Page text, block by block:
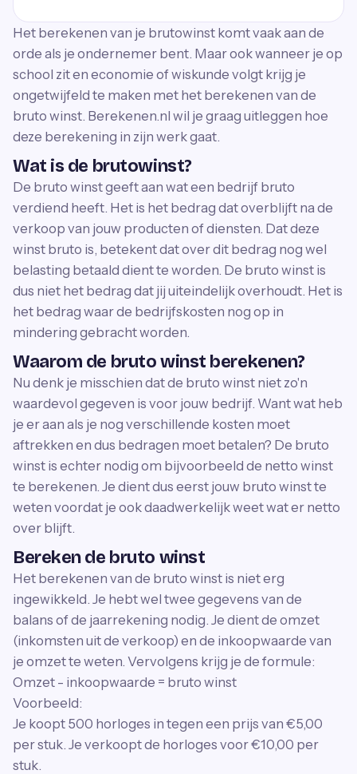
Het berekenen van je brutowinst komt vaak aan de
orde als je ondernemer bent. Maar ook wanneer je op
school zit en economie of wiskunde volgt krijg je
ongetwijfeld te maken met het berekenen van de
bruto winst. Berekenen.nl wil je graag uitleggen hoe
deze berekening in zijn werk gaat.
Wat is de brutowinst?
De bruto winst geeft aan wat een bedrijf bruto
verdiend heeft. Het is het bedrag dat overblijft na de
verkoop van jouw producten of diensten. Dat deze
winst bruto is, betekent dat over dit bedrag nog wel
belasting betaald dient te worden. De bruto winst is
dus niet het bedrag dat jij uiteindelijk overhoudt. Het is
het bedrag waar de bedrijfskosten nog op in
mindering gebracht worden.
Waarom de bruto winst berekenen?
Nu denk je misschien dat de bruto winst niet zo'n
waardevol gegeven is voor jouw bedrijf. Want wat heb
je er aan als je nog verschillende kosten moet
aftrekken en dus bedragen moet betalen? De bruto
winst is echter nodig om bijvoorbeeld de netto winst
te berekenen. Je dient dus eerst jouw bruto winst te
weten voordat je ook daadwerkelijk weet wat er netto
over blijft.
Bereken de bruto winst
Het berekenen van de bruto winst is niet erg
ingewikkeld. Je hebt wel twee gegevens van de
balans of de jaarrekening nodig. Je dient de omzet
(inkomsten uit de verkoop) en de inkoopwaarde van
je omzet te weten. Vervolgens krijg je de formule:
Omzet - inkoopwaarde = bruto winst
Voorbeeld:
Je koopt 500 horloges in tegen een prijs van €5,00
per stuk. Je verkoopt de horloges voor €10,00 per
stuk.